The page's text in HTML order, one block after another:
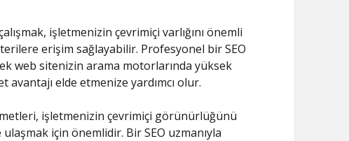
işletmenizin çevrimiçi varlığını önemli
erişim sağlayabilir. Profesyonel bir SEO
web sitenizin arama motorlarında yüksek
avantajı elde etmenize yardımcı olur.
işletmenizin çevrimiçi görünürlüğünü
için önemlidir. Bir SEO uzmanıyla